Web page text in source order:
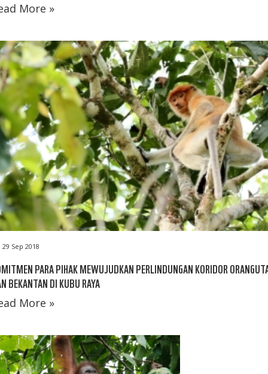
More »
29 Sep 2018
PARA PIHAK MEWUJUDKAN PERLINDUNGAN KORIDOR
BEKANTAN DI KUBU RAYA
More »